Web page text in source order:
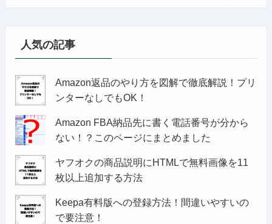
人気の記事
Amazon返品のやり方を図解で徹底解説！プリ
ンターなしでもOK！
Amazon FBA納品先に書く電話番号が分から
ない！？このページにまとめました
ヤフオクの商品説明にHTMLで無料画像を11
枚以上追加する方法
Keepa有料版への登録方法！間違いやすいの
で要注意！